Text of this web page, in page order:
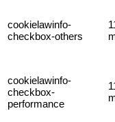
cookielawinfo-
checkbox-others
cookielawinfo-
checkbox-
performance